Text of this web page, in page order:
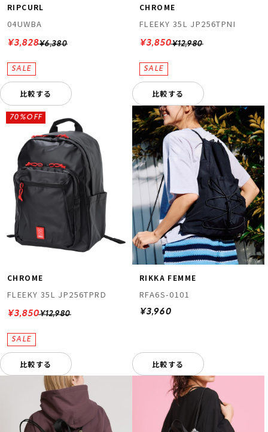
RIPCURL
04UWBA
¥6,380
¥3,828
比較する
CHROME
FLEEKY 35L JP256TPNI
¥12,980
¥3,850
比較する
CHROME
FLEEKY 35L JP256TPRD
¥12,980
70%OFF
¥3,850
比較する
RIKKA FEMME
RFA6S-0101
¥3,960
比較する